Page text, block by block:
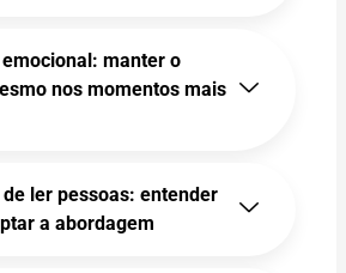
manter o
nos momentos mais
ler pessoas: entender
a abordagem